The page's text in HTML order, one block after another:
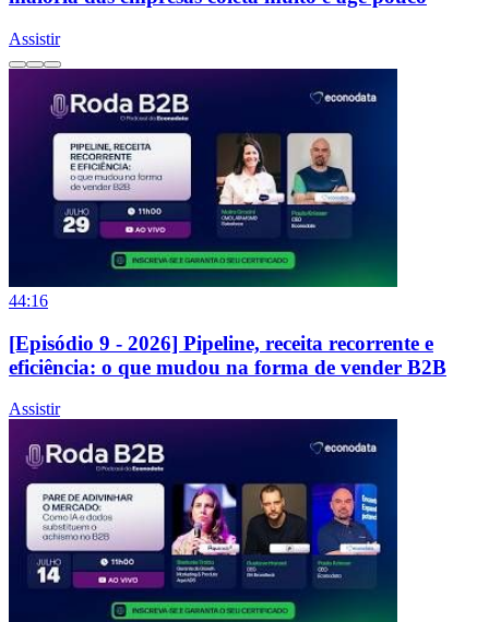
Assistir
44:16
[Episódio 9 - 2026] Pipeline, receita recorrente e
eficiência: o que mudou na forma de vender B2B
Assistir